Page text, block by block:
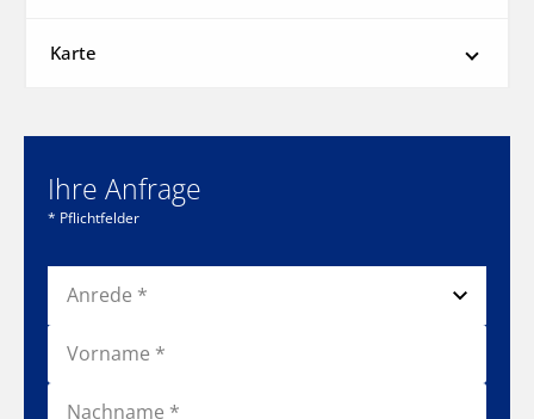
Karte
Ihre Anfrage
* Pflichtfelder